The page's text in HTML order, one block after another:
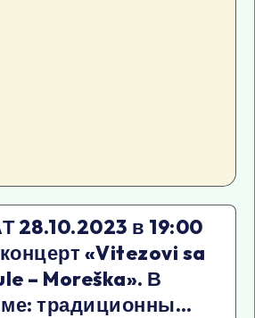
28.10.2023 в 19:00
«Vitezovi sa
– Moreška». В
традиционны…